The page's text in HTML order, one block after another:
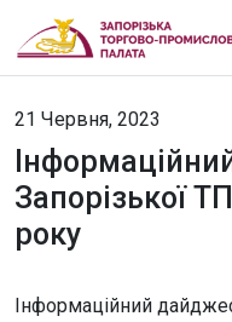
21 Червня, 2023
Запорізької
року
Інформаційний